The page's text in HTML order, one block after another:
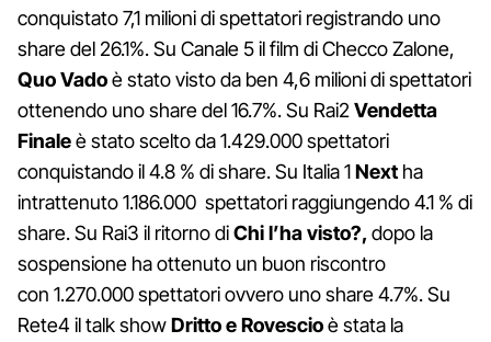
conquistato 7,1 milioni di spettatori registrando uno
share del 26.1%. Su Canale 5il film di Checco Zalone,
Quo Vadoè stato visto da ben 4,6 milioni di spettatori
ottenendo uno share del 16.7%. Su Rai2 Vendetta
Finaleè stato scelto da 1.429.000 spettatori
conquistando il 4.8 % di share. Su Italia 1Next ha
intrattenuto 1.186.000 spettatori raggiungendo 4.1 % di
share. Su Rai3 il ritorno diChi l’ha visto?, dopo la
sospensione ha ottenuto un buon riscontro
con 1.270.000 spettatori ovvero uno share 4.7%. Su
Rete4 il talk showDritto e Rovescioè stata la